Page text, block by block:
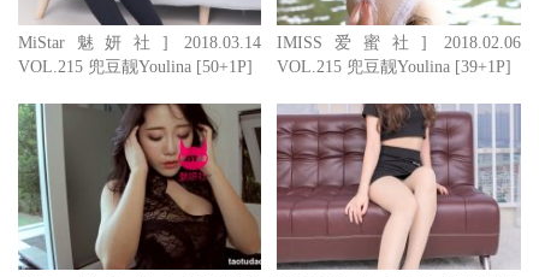
MiStar魅妍社] 2018.03.14
VOL.215 兜豆靓Youlina [50+1P]
IMISS爱蜜社] 2018.02.06
VOL.215 兜豆靓Youlina [39+1P]